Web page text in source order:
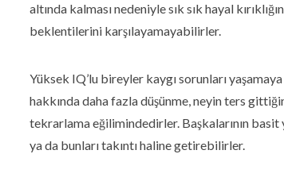
altında kalması nedeniyle sık sık hayal
beklentilerini karşılayamayabilirler.
Yüksek IQ’lu bireyler kaygı sorunları
hakkında daha fazla düşünme, neyin ters
tekrarlama eğilimindedirler. Başkalarının
ya da bunları takıntı haline getirebilirler.